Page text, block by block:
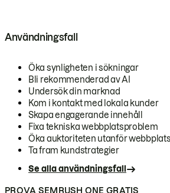
Användningsfall
Öka synligheten i sökningar
Bli rekommenderad av AI
Undersök din marknad
Kom i kontakt med lokala kunder
Skapa engagerande innehåll
Fixa tekniska webbplatsproblem
Öka auktoriteten utanför
Ta fram kundstrategier
Se alla användningsfall
PROVA SEMRUSH ONE GRATIS